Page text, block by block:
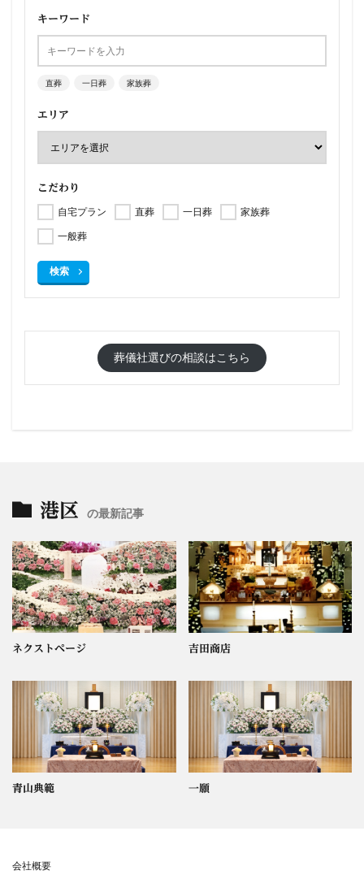
キーワード
直葬 一日葬 家族葬
エリア
こだわり
自宅プラン 直葬 一日葬
家族葬
一般葬
検索
葬儀社選びの相談はこちら
港区 の最新記事
ネクストページ 吉田商店
青山典範 一願
会社概要